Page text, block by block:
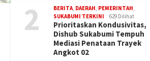
2 BERITA, DAERAH, PEMERINTAH,
SUKABUMI TERKINI
629 Dilihat
Prioritaskan Kondusivitas,
Dishub Sukabumi Tempuh
Mediasi Penataan Trayek
Angkot 02